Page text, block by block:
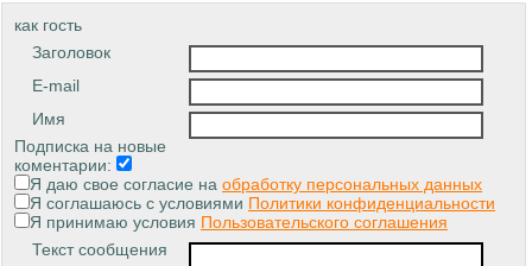
как гость
Заголовок
E-mail
Имя
Подписка на новые
коментарии:
Я даю свое согласие на обработку персональных данных
Я соглашаюсь с условиями Политики конфиденциальности
Я принимаю условия Пользовательского соглашения
Текст сообщения